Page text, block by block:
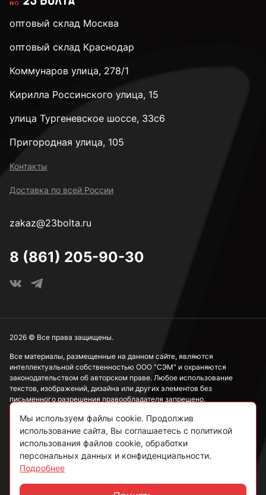
М8
М10
М18
М22
М27
оптовый склад Москва
оптовый склад Краснодар
Коммунаров улица, 278/1
Кирилла Россинского улица, 15
улица Тургеневское шоссе, 33с6
Пригородная улица, 105
Контакты
Доставка по всей России
zakaz@23bolta.ru
8 (861) 205-90-30
Все материалы, размещенные на данном сайте, являются
интеллектуальной собственностью ООО "СЭМ" и охраняются
законодательством об авторском праве. Любое использование
текстов, изображений, дизайна или других элементов без
письменного разрешения правообладателя запрещено.
Информация, представленная на сайте, носит исключительно
ознакомительный характер и не может рассматриваться как
публичная оферта в соответствии со ст. 437 ГК РФ.
Политика конфиденциальности
Согласие на обработку данных
2026 © Все права защищены.
Мы используем файлы cookie. Продолжив
использование сайта, Вы соглашаетесь с политикой
использования файлов cookie, обработки
персональных данных и конфиденциальности.
Подробнее